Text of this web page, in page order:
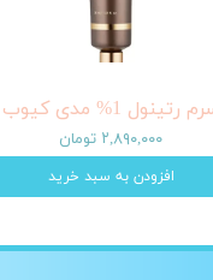
رتینول 1% مدی کیوب
۲,۸۹۰,۰۰۰ تومان
افزودن به سبد خرید